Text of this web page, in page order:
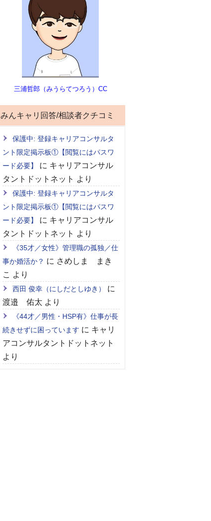
三浦哲郎（みうらてつろう）CC
みんキャリ回答/相談者クチコミ
保護中: 登録キャリアコンサルタ
ント限定掲示板①【閲覧にはパスワ
ード必要】
に キャリアコンサル
タントドットネット より
保護中: 登録キャリアコンサルタ
ント限定掲示板①【閲覧にはパスワ
ード必要】
に キャリアコンサル
タントドットネット より
《35才／女性》管理職の孤独／仕
事か婚活か？ に さめしま まき
こ より
西田 俊幸（にしだとしゆき）
に
渡邉 佑太 より
《44才／男性・HSP有》仕事が長
続きせずに困っています に キャリ
アコンサルタントドットネット
より